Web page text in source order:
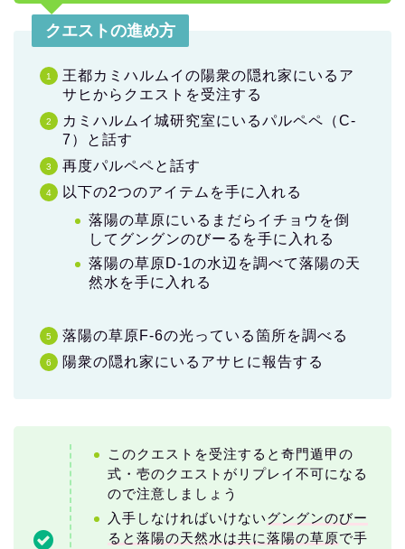
クエストの進め方
王都カミハルムイの陽衆の隠れ家にいるア
サヒからクエストを受注する
カミハルムイ城研究室にいるパルペペ（C-
7）と話す
再度パルペペと話す
以下の2つのアイテムを手に入れる
落陽の草原にいるまだらイチョウを倒
してグングンのびーるを手に入れる
落陽の草原D-1の水辺を調べて落陽の天
然水を手に入れる
落陽の草原F-6の光っている箇所を調べる
陽衆の隠れ家にいるアサヒに報告する
このクエストを受注すると奇門遁甲の
式・壱のクエストがリプレイ不可になる
ので注意しましょう
入手しなければいけないグングンのびー
ると落陽の天然水は共に落陽の草原で手